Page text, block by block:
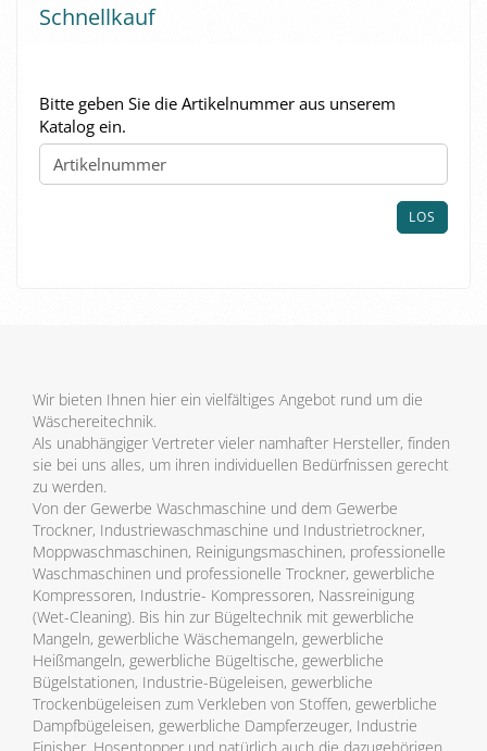
Schnellkauf
BITTE
GEBEN
SIE
DIE
Bitte geben Sie die Artikelnummer aus unserem
Katalog ein.
LOS
Wir bieten Ihnen hier ein vielfältiges Angebot rund um die
Wäschereitechnik.
Als unabhängiger Vertreter vieler namhafter Hersteller, finden
sie bei uns alles, um ihren individuellen Bedürfnissen gerecht
zu werden.
Von der Gewerbe Waschmaschine und dem Gewerbe
Trockner, Industriewaschmaschine und Industrietrockner,
Moppwaschmaschinen, Reinigungsmaschinen, professionelle
Waschmaschinen und professionelle Trockner, gewerbliche
Kompressoren, Industrie- Kompressoren, Nassreinigung
(Wet-Cleaning). Bis hin zur Bügeltechnik mit gewerbliche
Mangeln, gewerbliche Wäschemangeln, gewerbliche
Heißmangeln, gewerbliche Bügeltische, gewerbliche
Bügelstationen, Industrie-Bügeleisen, gewerbliche
Trockenbügeleisen zum Verkleben von Stoffen, gewerbliche
Dampfbügeleisen, gewerbliche Dampferzeuger, Industrie